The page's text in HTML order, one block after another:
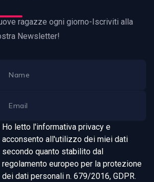
ragazze ogni giorno-Iscriviti alla
Newsletter!
Ho letto l'informativa privacy e
acconsento all'utilizzo dei miei dati
secondo quanto stabilito dal
regolamento europeo per la protezione
dei dati personali n. 679/2016, GDPR.